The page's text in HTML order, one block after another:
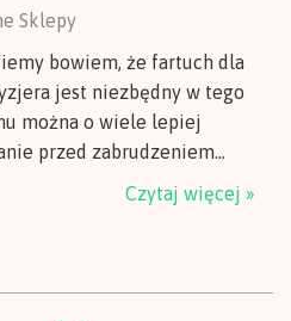
Sklepy
bowiem, że fartuch dla
jest niezbędny w tego
można o wiele lepiej
przed zabrudzeniem...
Czytaj więcej »